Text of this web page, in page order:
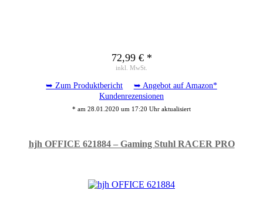
72,99 € *
inkl. MwSt.
➥ Zum Produktbericht
➥ Angebot auf Amazon*
Kundenrezensionen
* am 28.01.2020 um 17:20 Uhr aktualisiert
hjh OFFICE 621884 – Gaming Stuhl RACER PRO